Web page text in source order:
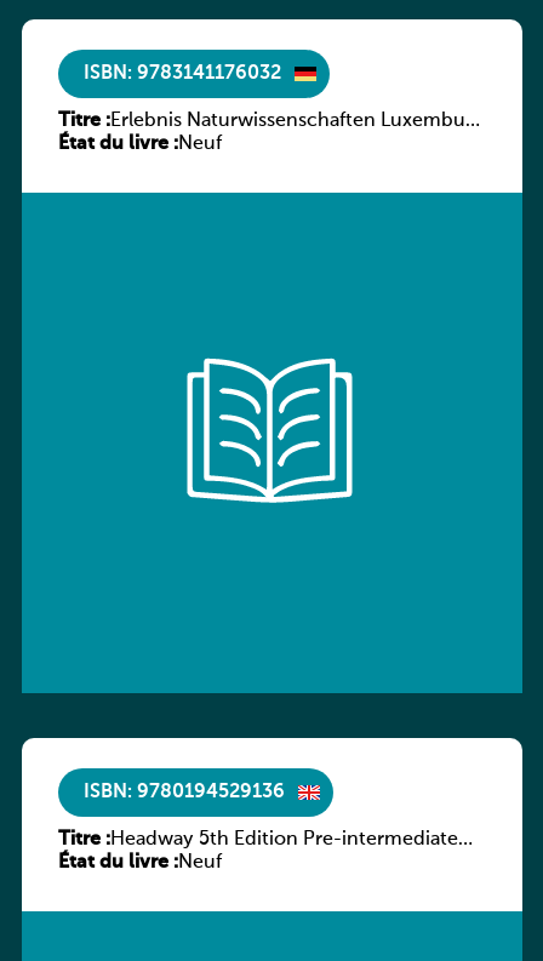
ISBN: 9783141176032
Titre :Erlebnis Naturwissenschaften Luxemburg
Band 2 SB
État du livre :Neuf
ISBN: 9780194529136
Titre :Headway 5th Edition Pre-intermediate
Workbook without key
État du livre :Neuf